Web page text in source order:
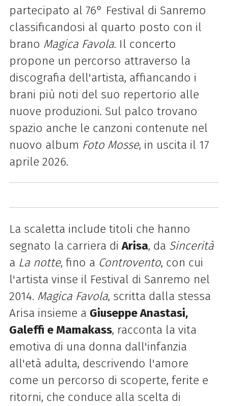
partecipato al 76° Festival di Sanremo
classificandosi al quarto posto con il
brano Magica Favola. Il concerto
propone un percorso attraverso la
discografia dell'artista, affiancando i
brani più noti del suo repertorio alle
nuove produzioni. Sul palco trovano
spazio anche le canzoni contenute nel
nuovo album Foto Mosse, in uscita il 17
aprile 2026.
La scaletta include titoli che hanno
segnato la carriera diArisa, da Sincerità
a La notte, fino a Controvento, con cui
l'artista vinse il Festival di Sanremo nel
2014. Magica Favola, scritta dalla stessa
Arisa insieme a Giuseppe Anastasi,
Galeffi e Mamakass, racconta la vita
emotiva di una donna dall'infanzia
all'età adulta, descrivendo l'amore
come un percorso di scoperte, ferite e
ritorni, che conduce alla scelta di